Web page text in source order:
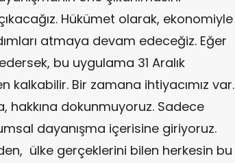
Hükümet olarak, ekonomiyle
atmaya devam edeceğiz. Eğer
bu uygulama 31 Aralık
kalkabilir. Bir zamana ihtiyacımız var.
hakkına dokunmuyoruz. Sadece
dayanışma içerisine giriyoruz.
ülke gerçeklerini bilen herkesin bu